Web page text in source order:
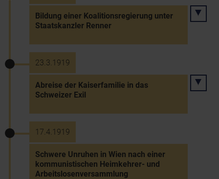
Bildung einer Koalitionsregierung unter
Staatskanzler Renner
23.3.1919
Abreise der Kaiserfamilie in das
Schweizer Exil
17.4.1919
Schwere Unruhen in Wien nach einer
kommunistischen Heimkehrer- und
Arbeitslosenversammlung